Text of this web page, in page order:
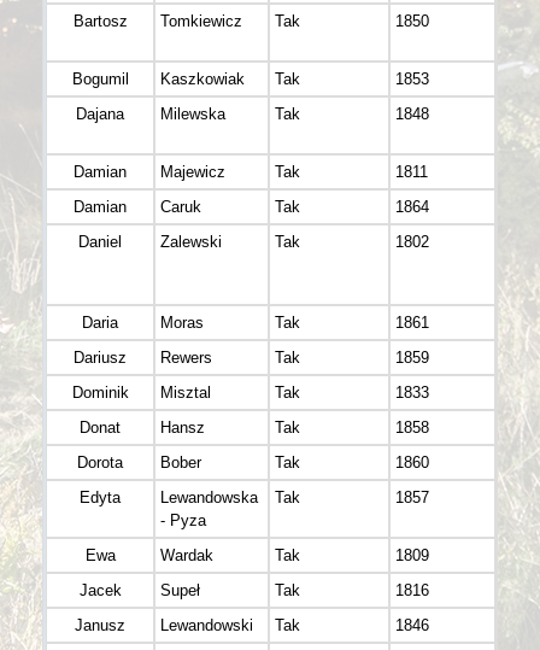
Bartosz
Tomkiewicz Tak 1850
Bogumil
Kaszkowiak Tak 1853
Dajana
Milewska Tak 1848
Damian
Majewicz Tak
1811
Damian
Caruk Tak 1864
Daniel
Zalewski Tak 1802
Daria
Moras Tak
1861
Dariusz
Rewers Tak 1859
Ultra
Dominik
Misztal Tak
1833
Donat
Hansz Tak 1858
Dorota
Bober Tak
1860
Edyta
Lewandowska
- Pyza
Tak 1857
LSK
Ewa
Wardak Tak 1809
Jacek
Supeł Tak 1816
Janusz
Lewandowski Tak
1846